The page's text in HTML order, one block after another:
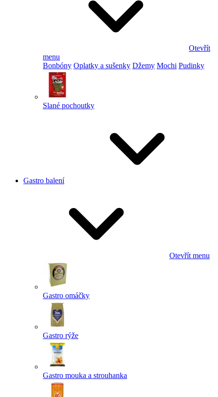
Otevřít
menu
Bonbóny Oplatky a sušenky Džemy Mochi Pudinky
Slané pochoutky
Gastro balení
Otevřít menu
Gastro omáčky
Gastro rýže
Gastro mouka a strouhanka